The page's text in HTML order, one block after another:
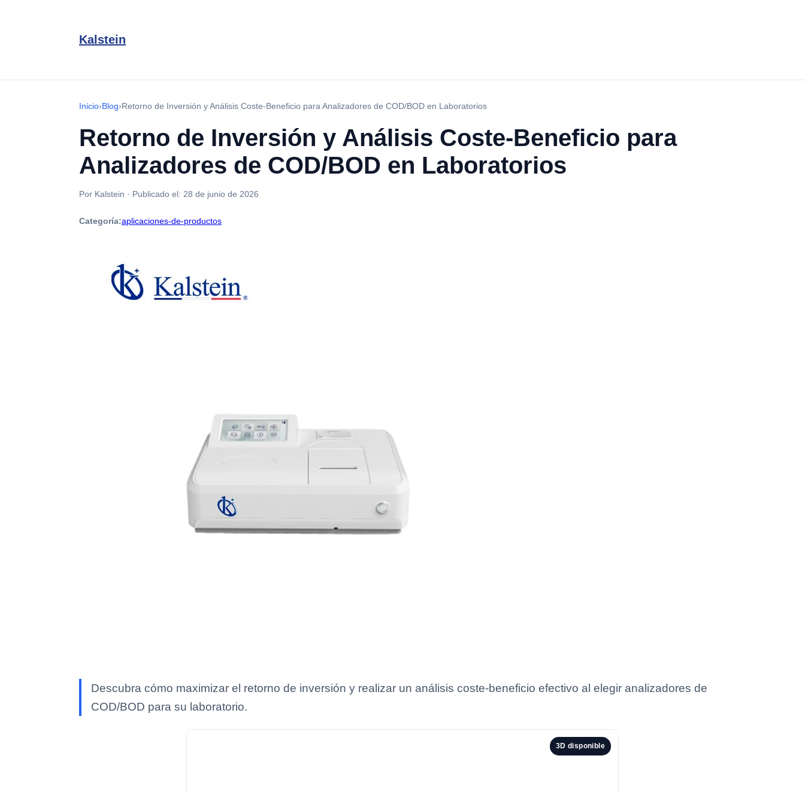
Kalstein
Inicio›Blog›Retorno de Inversión y Análisis Coste-Beneficio para Analizadores de COD/BOD en Laboratorios
Retorno de Inversión y Análisis Coste-Beneficio para
Analizadores de COD/BOD en Laboratorios
Por Kalstein · Publicado el: 28 de junio de 2026
Categoría:aplicaciones-de-productos
Descubra cómo maximizar el retorno de inversión y realizar un análisis coste-beneficio efectivo al elegir analizadores de
COD/BOD para su laboratorio.
3D disponible